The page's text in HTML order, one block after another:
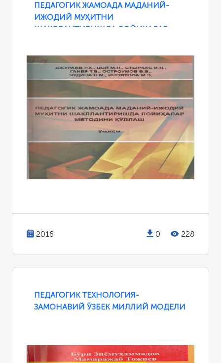
ПЕДАГОГИК ЖАМОАДА МАДАНИЙ-
ИЖОДИЙ МУҲИТНИ
ШАКЛЛАНТИРИШДА ЛОЙИҲАЛАР
2016 0 228
ПЕДАГОГИК ТЕХНОЛОГИЯ-
ЗАМОНАВИЙ ЎЗБЕК МИЛЛИЙ МОДЕЛИ